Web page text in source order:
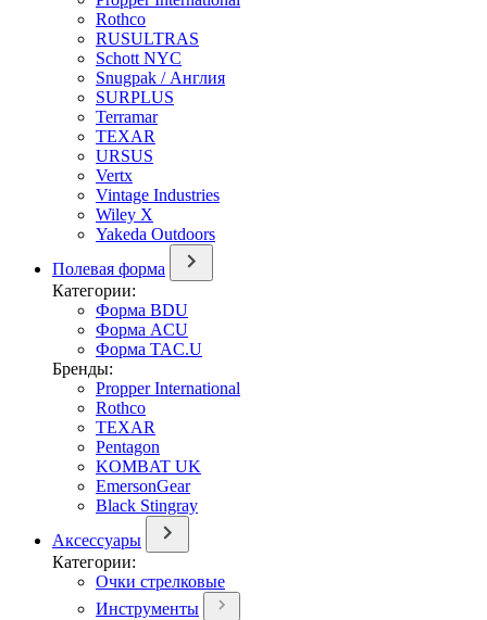
Rothco
RUSULTRAS
Schott NYC
Snugpak / Англия
SURPLUS
Terramar
TEXAR
URSUS
Vertx
Vintage Industries
Wiley X
Yakeda Outdoors
Полевая форма
Категории:
Форма BDU
Форма ACU
Форма TAC.U
Бренды:
Propper International
Rothco
TEXAR
Pentagon
KOMBAT UK
EmersonGear
Black Stingray
Аксессуары
Категории:
Очки стрелковые
Инструменты